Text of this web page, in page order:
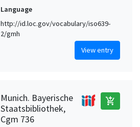
Language
http://id.loc.gov/vocabulary/iso639-
2/gmh
View entry
Munich. Bayerische
Staatsbibliothek,
Cgm 736
add_shopping_cart